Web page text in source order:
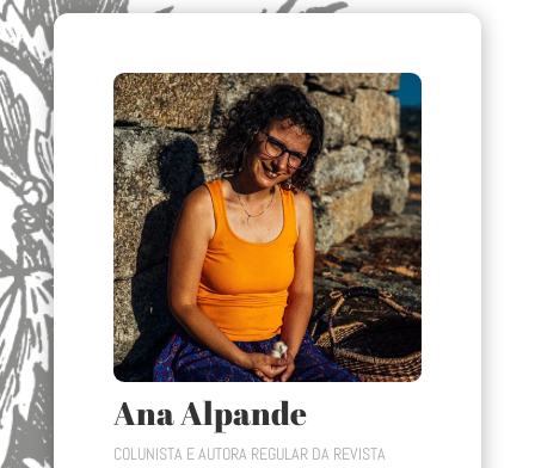
Ana Alpande
COLUNISTA E AUTORA REGULAR DA REVISTA